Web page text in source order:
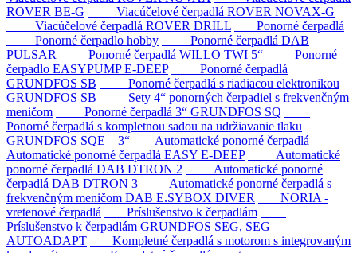
ROVER BE-G
Viacúčelové čerpadlá ROVER NOVAX-G
Viacúčelové čerpadlá ROVER DRILL
Ponorné čerpadlá
Ponorné čerpadlo hobby
Ponorné čerpadlá DAB
PULSAR
Ponorné čerpadlá WILLO TWI 5“
Ponorné
čerpadlo EASYPUMP E-DEEP
Ponorné čerpadlá
GRUNDFOS SB
Ponorné čerpadlá s riadiacou elektronikou
GRUNDFOS SB
Sety 4“ ponorných čerpadiel s frekvenčným
meničom
Ponorné čerpadlá 3“ GRUNDFOS SQ
Ponorné čerpadlá s kompletnou sadou na udržiavanie tlaku
GRUNDFOS SQE – 3“
Automatické ponorné čerpadlá
Automatické ponorné čerpadlá EASY E-DEEP
Automatické
ponorné čerpadlá DAB DTRON 2
Automatické ponorné
čerpadlá DAB DTRON 3
Automatické ponorné čerpadlá s
frekvenčným meničom DAB E.SYBOX DIVER
NORIA -
vretenové čerpadlá
Príslušenstvo k čerpadlám
Príslušenstvo k čerpadlám GRUNDFOS SEG, SEG
AUTOADAPT
Kompletné čerpadlá s motorom s integrovaným